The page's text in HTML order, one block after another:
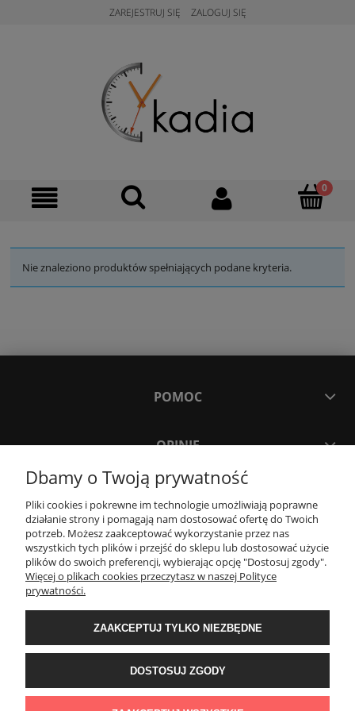
ZAREJESTRUJ SIĘ ZALOGUJ SIĘ
Nie znaleziono produktów spełniających podane kryteria.
POMOC
OPINIE
MOJE KONTO
PŁATNOŚCI I DOSTAWA
Sklep z zegarkami Cykadia | Godlewo-Mierniki 11, 07-322 Nur | NIP:
Dbamy o Twoją prywatność
Pliki cookies i pokrewne im technologie umożliwiają poprawne
działanie strony i pomagają nam dostosować ofertę do Twoich
potrzeb. Możesz zaakceptować wykorzystanie przez nas
wszystkich tych plików i przejść do sklepu lub dostosować użycie
plików do swoich preferencji, wybierając opcję "Dostosuj zgody".
Więcej o plikach cookies przeczytasz w naszej Polityce
prywatności.
ZAAKCEPTUJ TYLKO NIEZBĘDNE
DOSTOSUJ ZGODY